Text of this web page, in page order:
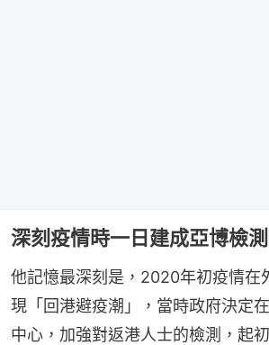
深刻疫情時一日建成亞博檢
他記憶最深刻是，2020年初疫情在
現「回港避疫潮」，當時政府決定
中心，加強對返港人士的檢測，起